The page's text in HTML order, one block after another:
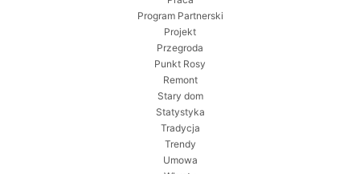
Program Partnerski
Projekt
Przegroda
Punkt Rosy
Remont
Stary dom
Statystyka
Tradycja
Trendy
Umowa